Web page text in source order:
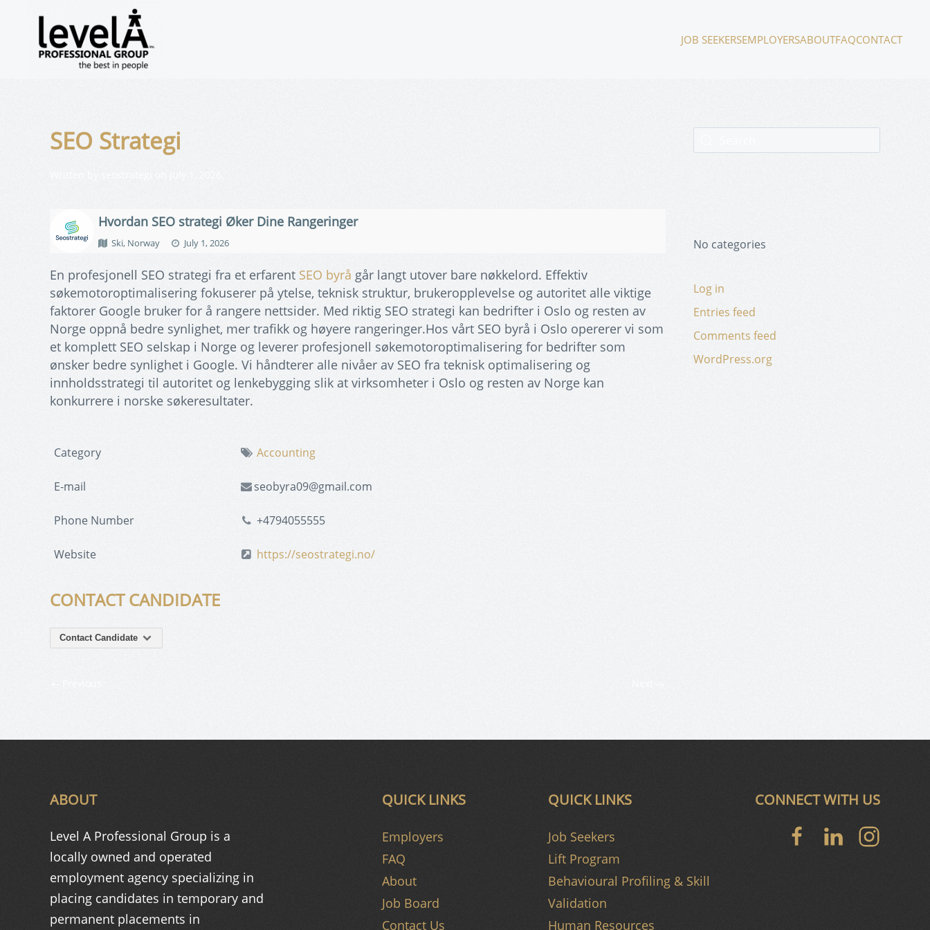
JOB SEEKERSEMPLOYERSABOUTFAQCONTACT
SEO Strategi
Hvordan SEO strategi Øker Dine Rangeringer
Ski, Norway July 1, 2026
En profesjonell SEO strategi fra et erfarent SEO byrå går langt utover bare nøkkelord. Effektiv
søkemotoroptimalisering fokuserer på ytelse, teknisk struktur, brukeropplevelse og autoritet alle viktige
faktorer Google bruker for å rangere nettsider. Med riktig SEO strategi kan bedrifter i Oslo og resten av
Norge oppnå bedre synlighet, mer trafikk og høyere rangeringer.Hos vårt SEO byrå i Oslo opererer vi som
et komplett SEO selskap i Norge og leverer profesjonell søkemotoroptimalisering for bedrifter som
ønsker bedre synlighet i Google. Vi håndterer alle nivåer av SEO fra teknisk optimalisering og
innholdsstrategi til autoritet og lenkebygging slik at virksomheter i Oslo og resten av Norge kan
konkurrere i norske søkeresultater.
Category Accounting
E-mail seobyra09@gmail.com
Phone Number +4794055555
Website https://seostrategi.no/
CONTACT CANDIDATE
Contact Candidate
No categories
Log in
Entries feed
Comments feed
WordPress.org
ABOUT
Level A Professional Group is a
locally owned and operated
employment agency specializing in
placing candidates in temporary and
permanent placements in
QUICK LINKS
Employers
FAQ
About
Job Board
Contact Us
QUICK LINKS
Job Seekers
Lift Program
Behavioural Profiling & Skill
Validation
Human Resources
CONNECT WITH US